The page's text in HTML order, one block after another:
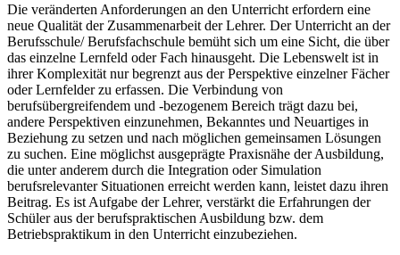
Die veränderten Anforderungen an den Unterricht erfordern eine
neue Qualität der Zusammenarbeit der Lehrer. Der Unterricht an der
Berufsschule/ Berufsfachschule bemüht sich um eine Sicht, die über
das einzelne Lernfeld oder Fach hinausgeht. Die Lebenswelt ist in
ihrer Komplexität nur begrenzt aus der Perspektive einzelner Fächer
oder Lernfelder zu erfassen. Die Verbindung von
berufsübergreifendem und -bezogenem Bereich trägt dazu bei,
andere Perspektiven einzunehmen, Bekanntes und Neuartiges in
Beziehung zu setzen und nach möglichen gemeinsamen Lösungen
zu suchen. Eine möglichst ausgeprägte Praxisnähe der Ausbildung,
die unter anderem durch die Integration oder Simulation
berufsrelevanter Situationen erreicht werden kann, leistet dazu ihren
Beitrag. Es ist Aufgabe der Lehrer, verstärkt die Erfahrungen der
Schüler aus der berufspraktischen Ausbildung bzw. dem
Betriebspraktikum in den Unterricht einzubeziehen.